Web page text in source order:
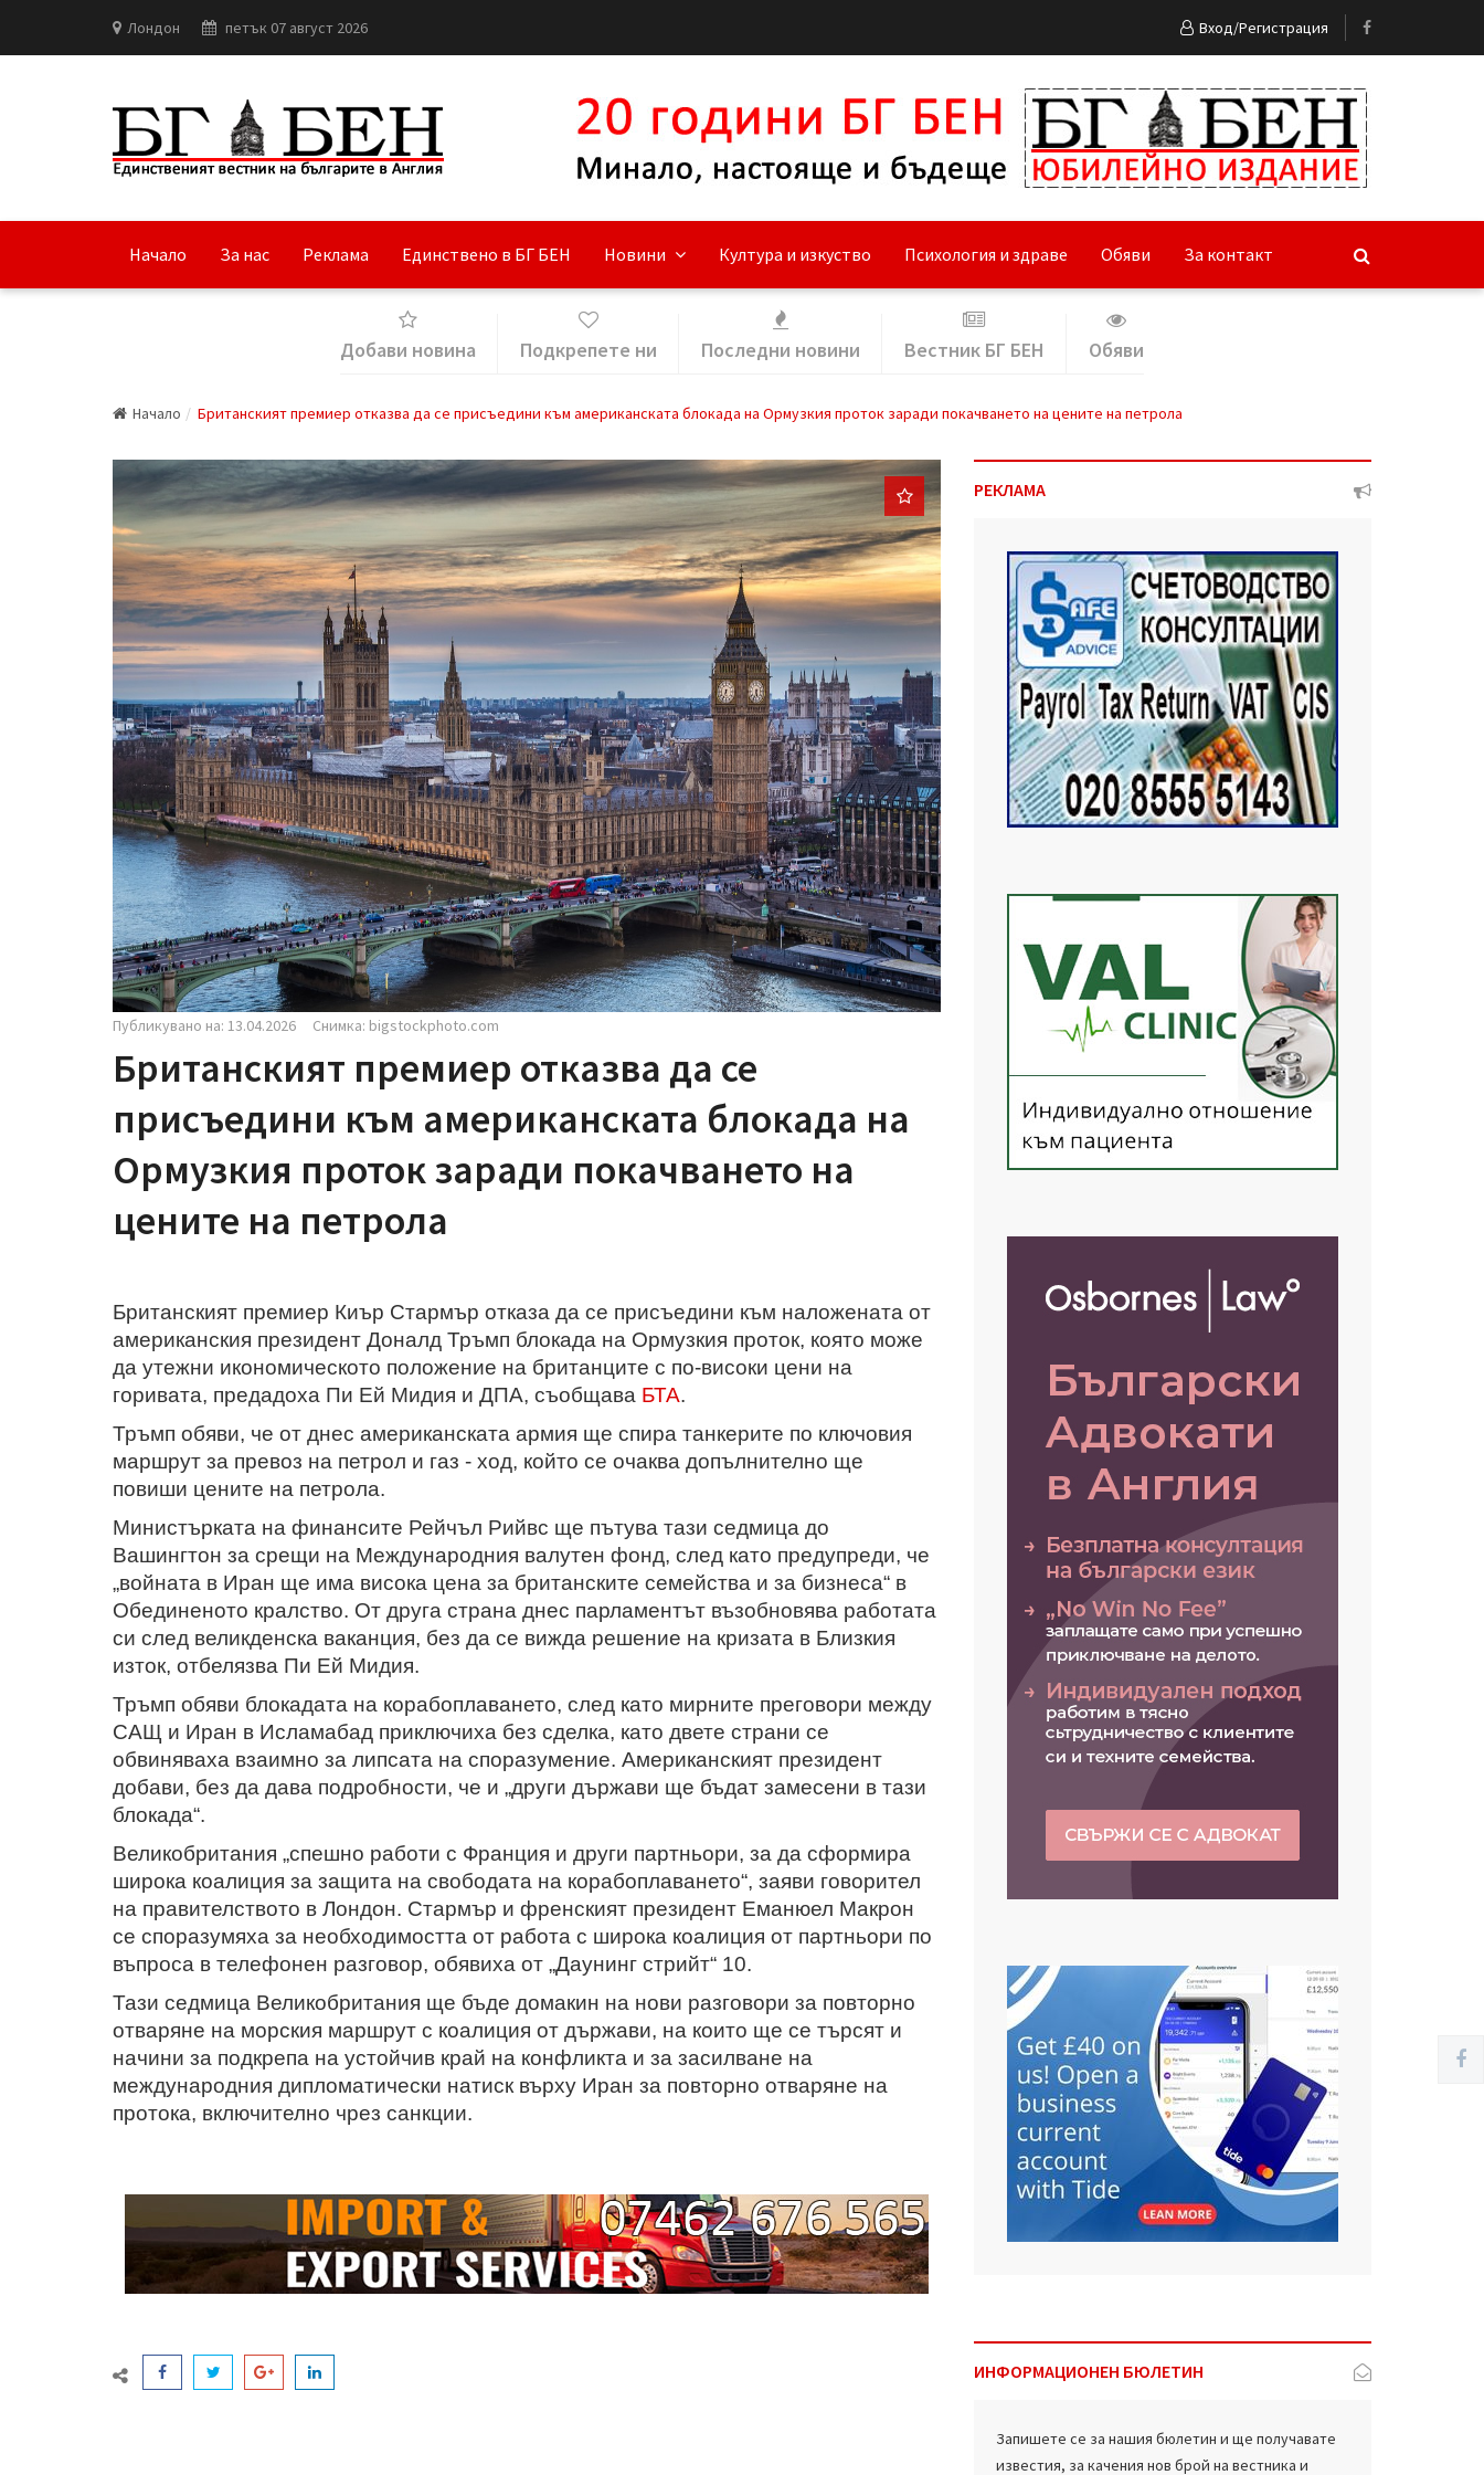
Лондон петък 07 август 2026 Вход/Регистрация
Начало За нас Реклама Единствено в БГ БЕН Новини Култура и изкуство Психология и здраве Обяви За контакт
Добави новина Подкрепете ни Последни новини Вестник БГ БЕН Обяви
Начало Британският премиер отказва да се присъедини към американската блокада на Ормузкия проток заради покачването на цените на петрола
Публикувано на: 13.04.2026 Снимка: bigstockphoto.com
Британският премиер отказва да се
присъедини към американската блокада на
Ормузкия проток заради покачването на
цените на петрола
Британският премиер Киър Стармър отказа да се присъедини към наложената от
американския президент Доналд Тръмп блокада на Ормузкия проток, която може
да утежни икономическото положение на британците с по-високи цени на
горивата, предадоха Пи Ей Мидия и ДПА, съобщава БТА.
Тръмп обяви, че от днес американската армия ще спира танкерите по ключовия
маршрут за превоз на петрол и газ - ход, който се очаква допълнително ще
повиши цените на петрола.
Министърката на финансите Рейчъл Рийвс ще пътува тази седмица до
Вашингтон за срещи на Международния валутен фонд, след като предупреди, че
„войната в Иран ще има висока цена за британските семейства и за бизнеса“ в
Обединеното кралство. От друга страна днес парламентът възобновява работата
си след великденска ваканция, без да се вижда решение на кризата в Близкия
изток, отбелязва Пи Ей Мидия.
Тръмп обяви блокадата на корабоплаването, след като мирните преговори между
САЩ и Иран в Исламабад приключиха без сделка, като двете страни се
обвиняваха взаимно за липсата на споразумение. Американският президент
добави, без да дава подробности, че и „други държави ще бъдат замесени в тази
блокада“.
Великобритания „спешно работи с Франция и други партньори, за да сформира
широка коалиция за защита на свободата на корабоплаването“, заяви говорител
на правителството в Лондон. Стармър и френският президент Еманюел Макрон
се споразумяха за необходимостта от работа с широка коалиция от партньори по
въпроса в телефонен разговор, обявиха от „Даунинг стрийт“ 10.
Тази седмица Великобритания ще бъде домакин на нови разговори за повторно
отваряне на морския маршрут с коалиция от държави, на които ще се търсят и
начини за подкрепа на устойчив край на конфликта и за засилване на
международния дипломатически натиск върху Иран за повторно отваряне на
протока, включително чрез санкции.
РЕКЛАМА
ИНФОРМАЦИОНЕН БЮЛЕТИН
Запишете се за нашия бюлетин и ще получавате
известия, за качения нов брой на вестника и